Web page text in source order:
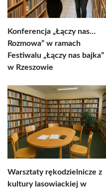
Konferencja „Łączy nas…
Rozmowa” w ramach
Festiwalu „Łączy nas bajka”
w Rzeszowie
Warsztaty rękodzielnicze z
kultury lasowiackiej w